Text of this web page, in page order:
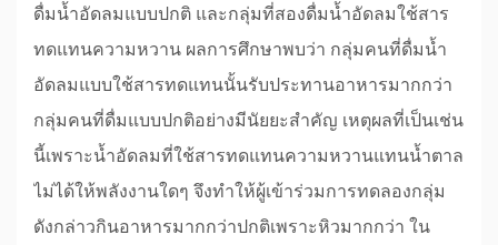
ดื่มน้ำอัดลมแบบปกติ และกลุ่มที่สองดื่มน้ำอัดลมใช้สาร
ทดแทนความหวาน ผลการศึกษาพบว่า กลุ่มคนที่ดื่มน้ำ
อัดลมแบบใช้สารทดแทนนั้นรับประทานอาหารมากกว่า
กลุ่มคนที่ดื่มแบบปกติอย่างมีนัยยะสำคัญ เหตุผลที่เป็นเช่น
นี้เพราะน้ำอัดลมที่ใช้สารทดแทนความหวานแทนน้ำตาล
ไม่ได้ให้พลังงานใดๆ จึงทำให้ผู้เข้าร่วมการทดลองกลุ่ม
ดังกล่าวกินอาหารมากกว่าปกติเพราะหิวมากกว่า ใน